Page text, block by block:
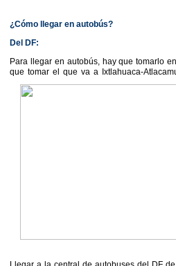
¿Cómo llegar en autobús?
Del DF:
Para llegar en autobús, hay que tomarlo
que tomar el que va a Ixtlahuaca-